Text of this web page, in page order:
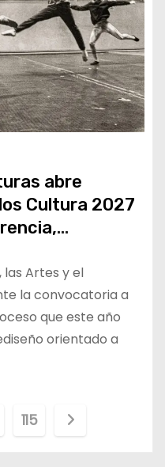
abre
Cultura 2027
las Artes y el
la convocatoria a
que este año
orientado a
115